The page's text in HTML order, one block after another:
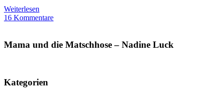
Weiterlesen
16 Kommentare
Mama und die Matschhose – Nadine Luck
Kategorien